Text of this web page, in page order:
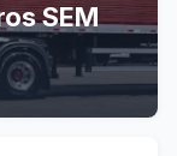
SEM